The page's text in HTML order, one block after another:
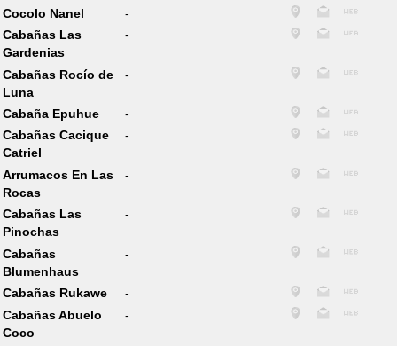
Cocolo Nanel
-
Cabañas Las
Gardenias
-
Cabañas Rocío de
Luna
-
Cabaña Epuhue
-
Cabañas Cacique
Catriel
-
Arrumacos En Las
Rocas
-
Cabañas Las
Pinochas
-
Cabañas
Blumenhaus
-
Cabañas Rukawe
-
Cabañas Abuelo
Coco
-